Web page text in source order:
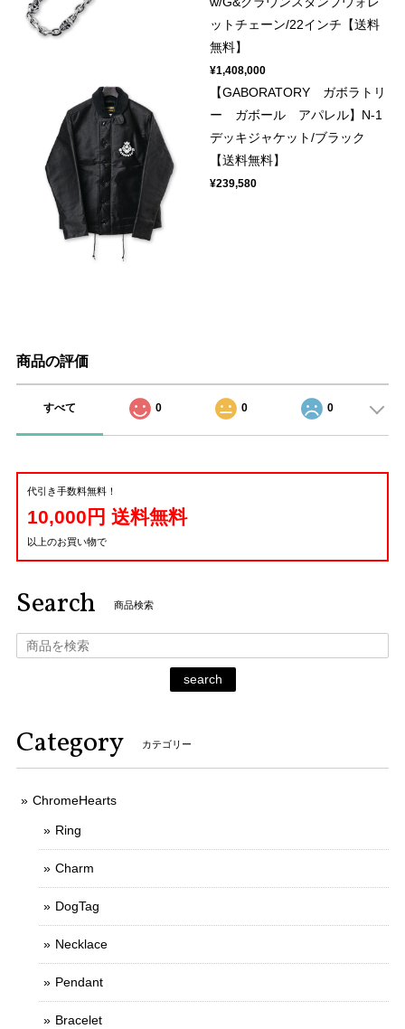
ットチェーン/22インチ【送料
無料】
¥1,408,000
【GABORATORY ガボラトリ
ー ガボール アパレル】N-1
デッキジャケット/ブラック
【送料無料】
¥239,580
商品の評価
すべて 0 0 0
代引き手数料無料！
10,000円 送料無料
以上のお買い物で
Search 商品検索
search
Category カテゴリー
ChromeHearts
Ring
Charm
DogTag
Necklace
Pendant
Bracelet